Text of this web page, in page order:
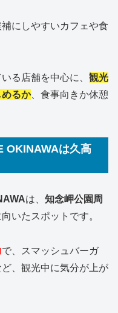
補にしやすいカフェや食
る店舗を中心に、 観光
るか、食事向きか休憩
OKINAWAは久高
は、 知念岬公園周
いたスポットです。
で、スマッシュバーガ
、観光中に気分が上が